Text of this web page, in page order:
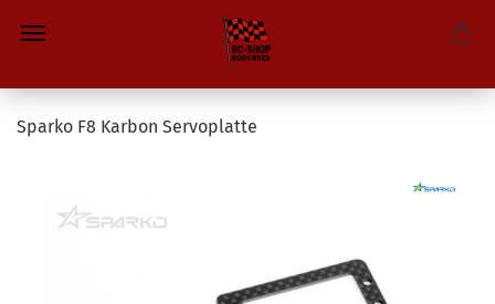
Sparko F8 Karbon Servoplatte